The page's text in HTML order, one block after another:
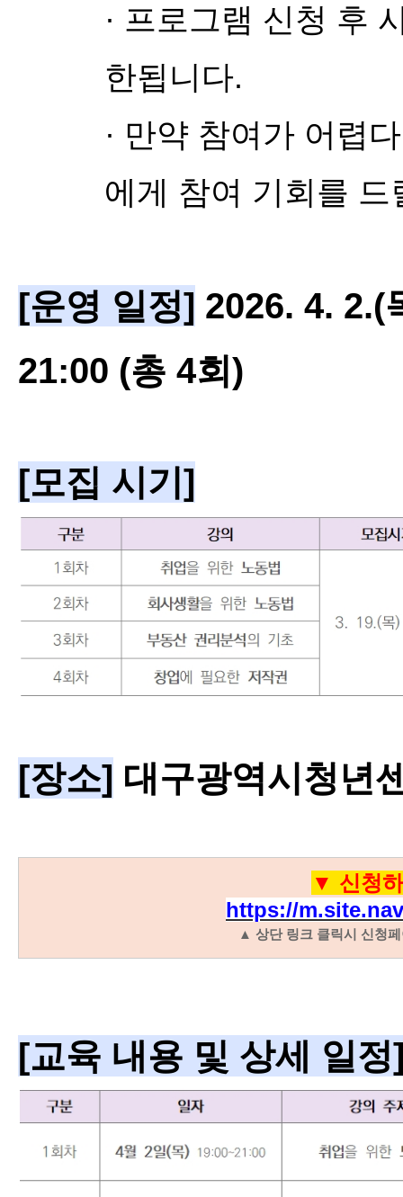
· 프로그램 신청 후
한됩니다.
· 만약 참여가 어렵
에게 참여 기회를 드
[운영 일정] 2026. 4. 2.(
21:00 (총 4회)
[모집 시기]
[장소] 대구광역시청년
▼ 신청
https://
▲ 상단 링크 클릭시 신청
[교육 내용 및 상세 일정